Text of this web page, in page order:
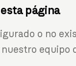
página
o no
equipo